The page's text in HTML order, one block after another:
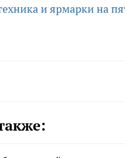
и ярмарки на